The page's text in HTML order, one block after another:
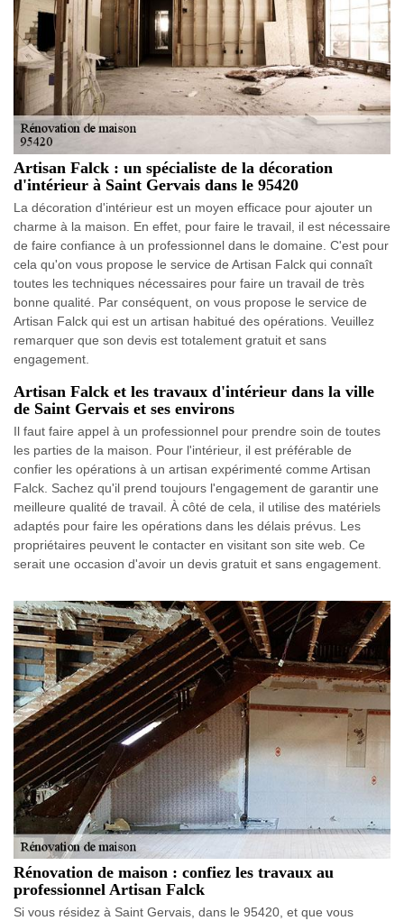
Artisan Falck : un spécialiste de la décoration
d'intérieur à Saint Gervais dans le 95420
La décoration d'intérieur est un moyen efficace pour ajouter un
charme à la maison. En effet, pour faire le travail, il est nécessaire
de faire confiance à un professionnel dans le domaine. C'est pour
cela qu'on vous propose le service de Artisan Falck qui connaît
toutes les techniques nécessaires pour faire un travail de très
bonne qualité. Par conséquent, on vous propose le service de
Artisan Falck qui est un artisan habitué des opérations. Veuillez
remarquer que son devis est totalement gratuit et sans
engagement.
Artisan Falck et les travaux d'intérieur dans la ville
de Saint Gervais et ses environs
Il faut faire appel à un professionnel pour prendre soin de toutes
les parties de la maison. Pour l'intérieur, il est préférable de
confier les opérations à un artisan expérimenté comme Artisan
Falck. Sachez qu'il prend toujours l'engagement de garantir une
meilleure qualité de travail. À côté de cela, il utilise des matériels
adaptés pour faire les opérations dans les délais prévus. Les
propriétaires peuvent le contacter en visitant son site web. Ce
serait une occasion d'avoir un devis gratuit et sans engagement.
Rénovation de maison : confiez les travaux au
professionnel Artisan Falck
Si vous résidez à Saint Gervais, dans le 95420, et que vous